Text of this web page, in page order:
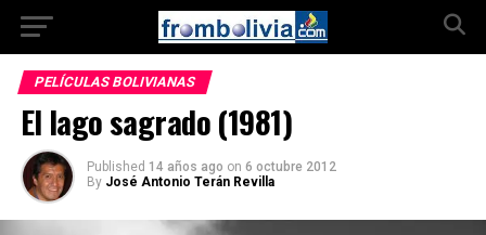
PELÍCULAS BOLIVIANAS
El lago sagrado (1981)
Published 14 años ago on 6 octubre 2012
By José Antonio Terán Revilla